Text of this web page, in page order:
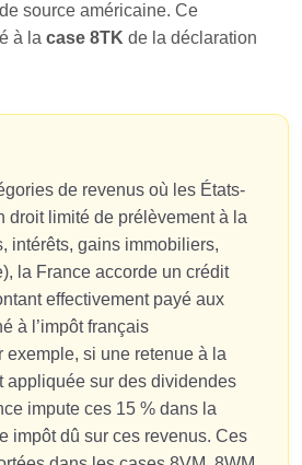
source américaine. Ce
à la case 8TK de la déclaration
de revenus où les États-
droit limité de prélèvement à la
intérêts, gains immobiliers,
la France accorde un crédit
effectivement payé aux
à l’impôt français
exemple, si une retenue à la
appliquée sur des dividendes
impute ces 15 % dans la
impôt dû sur ces revenus. Ces